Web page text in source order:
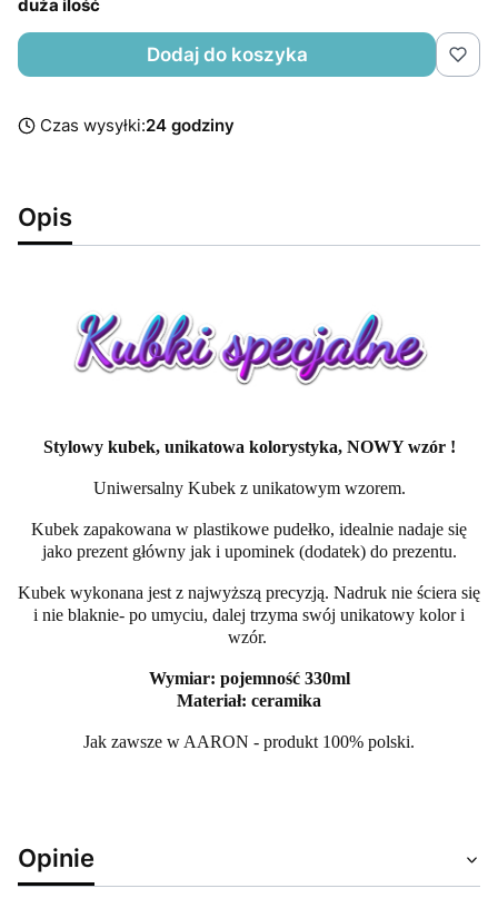
duża ilość
Dodaj do koszyka
Czas wysyłki:24 godziny
Opis
Stylowy kubek, unikatowa kolorystyka, NOWY wzór !
Uniwersalny Kubek z unikatowym wzorem.
Kubek zapakowana w plastikowe pudełko, idealnie nadaje się
jako prezent główny jak i upominek (dodatek) do prezentu.
Kubek wykonana jest z najwyższą precyzją. Nadruk nie ściera się
i nie blaknie- po umyciu, dalej trzyma swój unikatowy kolor i
wzór.
Wymiar: pojemność 330ml
Materiał: ceramika
Jak zawsze w AARON - produkt 100% polski.
Opinie